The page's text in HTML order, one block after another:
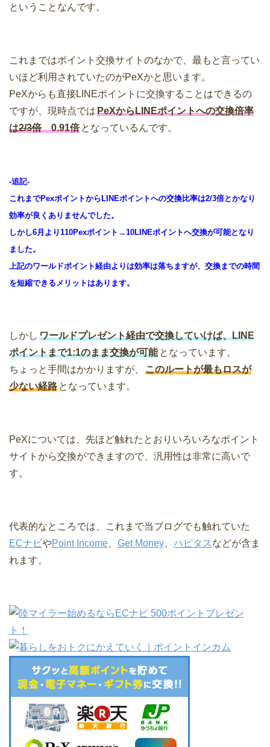
ということなんです。
これまではポイント交換サイトのなかで、最もと言ってい
いほど利用されていたのがPeXかと思います。
PeXからも直接LINEポイントに交換することはできるの
ですが、現時点ではPeXからLINEポイントへの交換倍率
は2/3倍0.91倍 となっているんです。
-追記-
これまでPexポイントからLINEポイントへの交換比率は2/3倍とかなり
効率が良くありませんでした。
しかし6月より110Pexポイント→10LINEポイントへ交換が可能となり
ました。
上記のワールドポイント経由よりは効率は落ちますが、交換までの時間
を短縮できるメリットはあります。
しかし ワールドプレゼント経由で交換していけば、LINE
ポイントまで1:1のまま交換が可能 となっています。
ちょっと手間はかかりますが、
このルートが最もロスが
少ない経路 となっています。
PeXについては、先ほど触れたとおりいろいろなポイント
サイトから交換ができますので、汎用性は非常に高いで
す。
代表的なところでは、これまで当ブログでも触れていた
ECナビやPoint Income Get Money ハピタス などが含ま
れます。